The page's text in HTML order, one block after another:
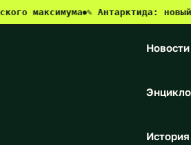
●✎ Антарктида: новый
Новости
История